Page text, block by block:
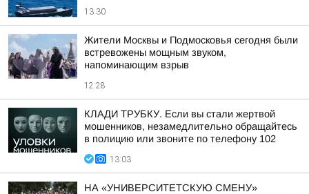
13:30
Жители Москвы и Подмосковья сегодня были
встревожены мощным звуком,
напоминающим взрыв
12:28
КЛАДИ ТРУБКУ. Если вы стали жертвой
мошенников, незамедлительно обращайтесь
в полицию или звоните по телефону 102
13:03
НА «УНИВЕРСИТЕТСКУЮ СМЕНУ»